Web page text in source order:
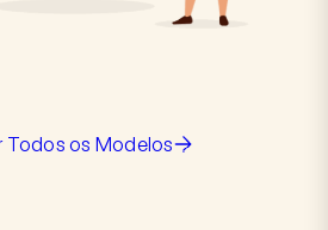
Todos os Modelos